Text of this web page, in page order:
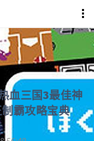
血三国3最佳神
霸攻略宝典